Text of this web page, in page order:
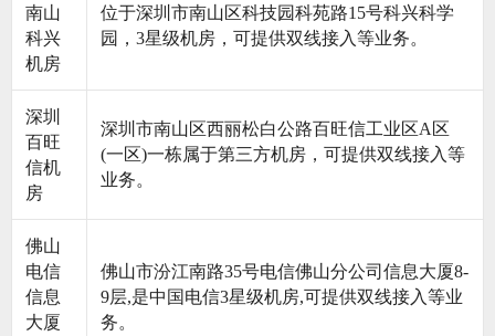
南山
科兴
机房
位于深圳市南山区科技园科苑路15号科兴科学
园，3星级机房，可提供双线接入等业务。
深圳
百旺
信机
房
深圳市南山区西丽松白公路百旺信工业区A区
(一区)一栋属于第三方机房，可提供双线接入等
业务。
佛山
电信
信息
大厦
佛山市汾江南路35号电信佛山分公司信息大厦8-
9层,是中国电信3星级机房,可提供双线接入等业
务。